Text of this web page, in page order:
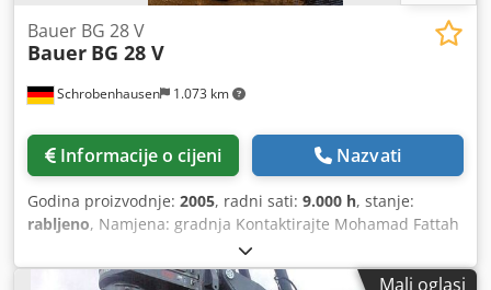
Schrobenhausen 1.073 km
Bauer BG 28 V
Bauer BG 28 V
Informacije o cijeni Nazvati
Godina proizvodnje: 2005, radni sati: 9.000 h, stanje:
rabljeno, Namjena: gradnja Kontaktirajte Mohamad Fattah
Ahmad za više informacija. BAUER BG 28 V Godina
izgradnje 2004/5 Nadgradnja BS 80 Donji stroj UW 110
Mali oglasi